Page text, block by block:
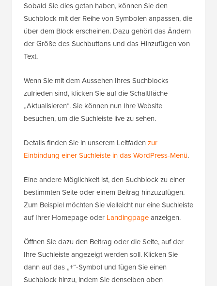
Sobald Sie dies getan haben, können Sie den
Suchblock mit der Reihe von Symbolen anpassen, die
über dem Block erscheinen. Dazu gehört das Ändern
der Größe des Suchbuttons und das Hinzufügen von
Text.
Wenn Sie mit dem Aussehen Ihres Suchblocks
zufrieden sind, klicken Sie auf die Schaltfläche
„Aktualisieren“. Sie können nun Ihre Website
besuchen, um die Suchleiste live zu sehen.
Details finden Sie in unserem Leitfaden zur
Einbindung einer Suchleiste in das WordPress-Menü.
Eine andere Möglichkeit ist, den Suchblock zu einer
bestimmten Seite oder einem Beitrag hinzuzufügen.
Zum Beispiel möchten Sie vielleicht nur eine Suchleiste
auf Ihrer Homepage oder Landingpageanzeigen.
Öffnen Sie dazu den Beitrag oder die Seite, auf der
Ihre Suchleiste angezeigt werden soll. Klicken Sie
dann auf das „+“-Symbol und fügen Sie einen
Suchblock hinzu, indem Sie denselben oben